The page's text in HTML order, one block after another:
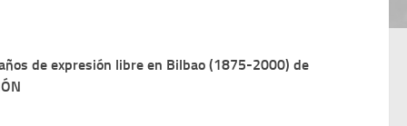
de expresión libre en Bilbao (1875-2000) de